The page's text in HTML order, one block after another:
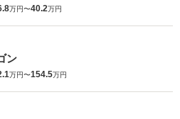
万円〜40.2万円
ン
万円〜154.5万円